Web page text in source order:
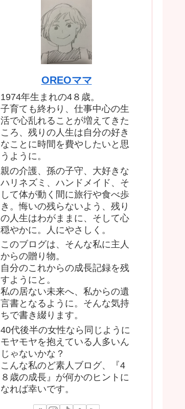
OREOママ
1974年生まれの4８歳。
子育ても終わり、仕事中心の生
活で心乱れることが増えてきた
ころ、残りの人生は自分の好き
なことに時間を費やしたいと思
うように。
親の介護、孫の子守、大好きな
ハリネズミ、ハンドメイド、そ
して体が動く間に旅行や食べ歩
き。悔いの残らないよう、残り
の人生はわがままに、そして心
穏やかに。人にやさしく。
このブログは、そんな私に主人
からの贈り物。
自分のこれからの成長記録を残
すようにと。
私の居ない未来へ、私からの遺
言書となるように。そんな気持
ちで書き綴ります。
40代後半の女性なら同じように
モヤモヤを抱えている人多いん
じゃないかな？
こんな私のど素人ブログ、『4
８歳の成長』が何かのヒントに
なれば幸いです。